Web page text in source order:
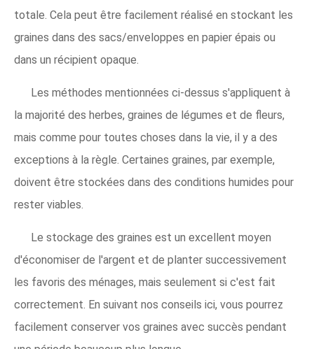
totale. Cela peut être facilement réalisé en stockant les
graines dans des sacs/enveloppes en papier épais ou
dans un récipient opaque.
Les méthodes mentionnées ci-dessus s'appliquent à
la majorité des herbes, graines de légumes et de fleurs,
mais comme pour toutes choses dans la vie, il y a des
exceptions à la règle. Certaines graines, par exemple,
doivent être stockées dans des conditions humides pour
rester viables.
Le stockage des graines est un excellent moyen
d'économiser de l'argent et de planter successivement
les favoris des ménages, mais seulement si c'est fait
correctement. En suivant nos conseils ici, vous pourrez
facilement conserver vos graines avec succès pendant